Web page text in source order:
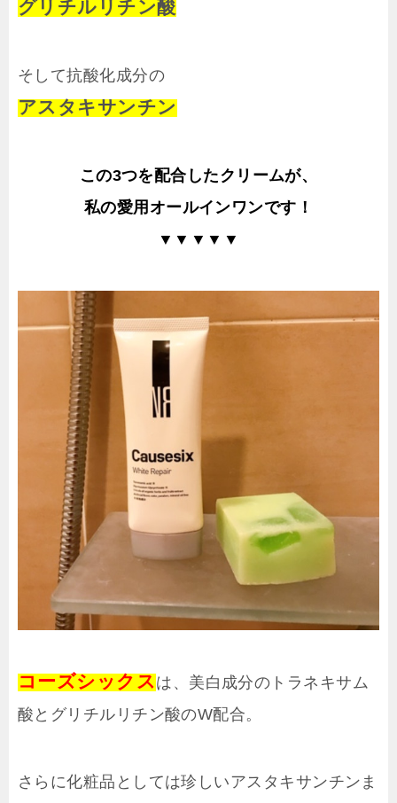
グリチルリチン酸
そして抗酸化成分の
アスタキサンチン
この3つを配合したクリームが、
私の愛用オールインワンです！
▼▼▼▼▼
コーズシックスは、美白成分のトラネキサム
酸とグリチルリチン酸のW配合。
さらに化粧品としては珍しいアスタキサンチンま